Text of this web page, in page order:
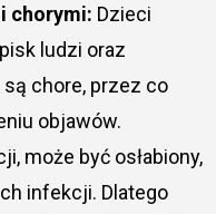
chorymi: Dzieci
ludzi oraz
chore, przez co
objawów.
może być osłabiony,
infekcji. Dlatego